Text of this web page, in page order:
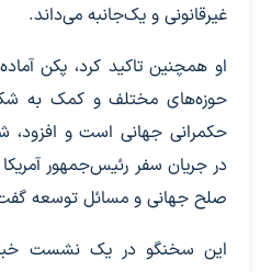
غیرقانونی و یک‌جانبه می‌داند.
او همچنین تاکید کرد، پکن
حوزه‌های مختلف و کمک به
حکمرانی جهانی است و افزود،
در جریان سفر رئیس‌جمهور آمریکا
صلح جهانی و مسائل توسعه
این سخنگو در یک نشست